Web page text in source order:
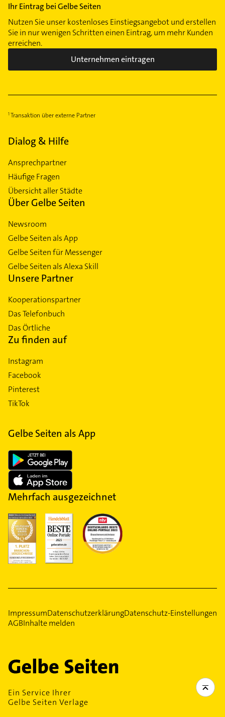
Ihr Eintrag bei Gelbe Seiten
Nutzen Sie unser kostenloses Einstiegsangebot und erstellen
Sie in nur wenigen Schritten einen Eintrag, um mehr Kunden
erreichen.
Unternehmen eintragen
Transaktion über externe Partner
Dialog & Hilfe
Ansprechpartner
Häufige Fragen
Übersicht aller Städte
Über Gelbe Seiten
Newsroom
Gelbe Seiten als App
Gelbe Seiten für Messenger
Gelbe Seiten als Alexa Skill
Unsere Partner
Kooperationspartner
Das Telefonbuch
Das Örtliche
Zu finden auf
Instagram
Facebook
Pinterest
TikTok
Gelbe Seiten als App
Mehrfach ausgezeichnet
ImpressumDatenschutzerklärungDatenschutz-Einstellungen
AGBInhalte melden
Ein Service Ihrer
Gelbe Seiten Verlage